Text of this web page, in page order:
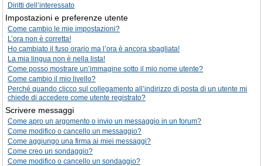
Diritti dell’interessato
Impostazioni e preferenze utente
Come cambio le mie impostazioni?
L’ora non è corretta!
Ho cambiato il fuso orario ma l’ora è ancora sbagliata!
La mia lingua non è nella lista!
Come posso mostrare un’immagine sotto il mio nome utente?
Come cambio il mio livello?
Perché quando clicco sul collegamento all’indirizzo di posta di un utente mi
chiede di accedere come utente registrato?
Scrivere messaggi
Come apro un argomento o invio un messaggio in un forum?
Come modifico o cancello un messaggio?
Come aggiungo una firma ai miei messaggi?
Come creo un sondaggio?
Come modifico o cancello un sondaggio?